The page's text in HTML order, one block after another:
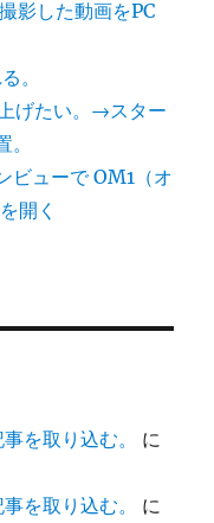
影した動画をPC
。
げたい。→スター
ビューで OM1（オ
開く
を取り込む。
に
を取り込む。
に